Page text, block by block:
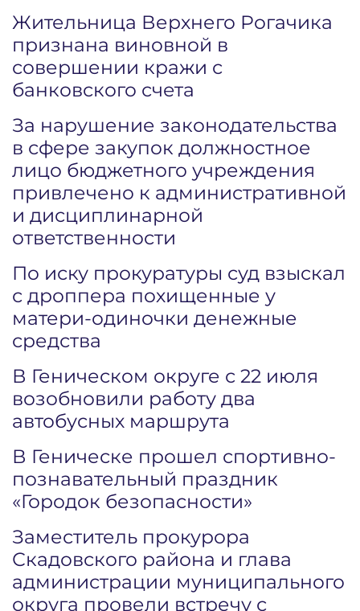
Жительница Верхнего Рогачика
признана виновной в
совершении кражи с
банковского счета
За нарушение законодательства
в сфере закупок должностное
лицо бюджетного учреждения
привлечено к административной
и дисциплинарной
ответственности
По иску прокуратуры суд взыскал
с дроппера похищенные у
матери-одиночки денежные
средства
В Геническом округе с 22 июля
возобновили работу два
автобусных маршрута
В Геническе прошел спортивно-
познавательный праздник
«Городок безопасности»
Заместитель прокурора
Скадовского района и глава
администрации муниципального
округа провели встречу с